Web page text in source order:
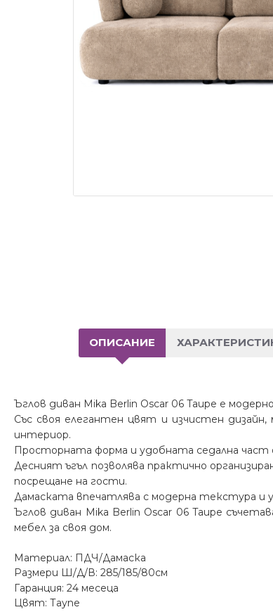
ОПИСАНИЕ
Ъглов диван Mika Berlin Oscar 06 Taupe е
Със своя елегантен цвят и изчистен
интериор.
Просторната форма и удобната седална част
Десният ъгъл позволява практично
посрещане на гости.
Дамаската впечатлява с модерна текстура и
Ъглов диван Mika Berlin Oscar 06 Taupe
мебел за своя дом.
Материал: ПДЧ/Дамаска
Размери Ш/Д/В: 285/185/80см
Гаранция: 24 месеца
Цвят: Таупе